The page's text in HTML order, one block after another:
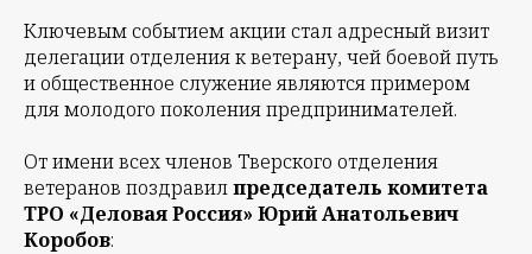
Ключевым событием акции стал адресный визит
делегации отделения к ветерану, чей боевой путь
и общественное служение являются примером
для молодого поколения предпринимателей.
От имени всех членов Тверского отделения
ветеранов поздравилпредседатель комитета
ТРО «Деловая Россия» Юрий Анатольевич
Коробов: